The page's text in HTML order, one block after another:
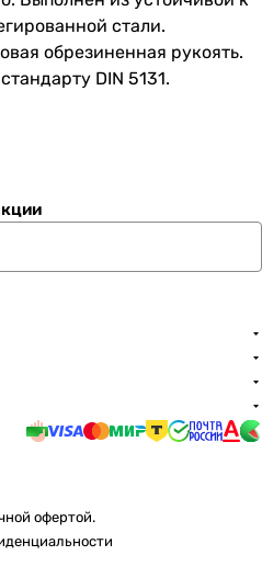
стали.
обрезиненная рукоять.
DIN 5131.
офертой.